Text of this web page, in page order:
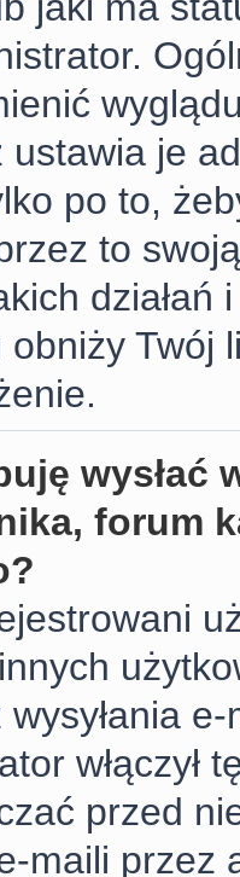
ustawia je
po to,
to
działań
obniży Twój
wysłać
forum
włączył
przed
maili przez